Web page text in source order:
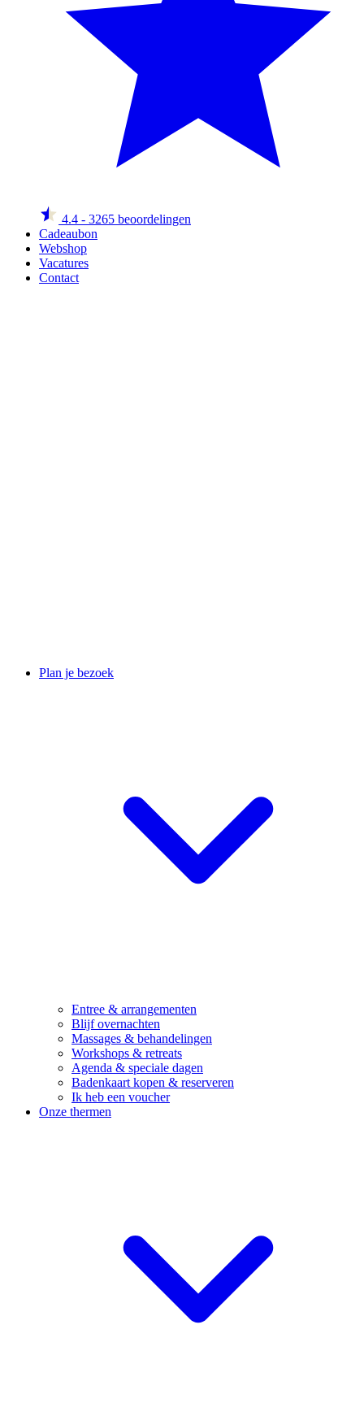
4.4 - 3265 beoordelingen
Cadeaubon
Webshop
Vacatures
Contact
Plan je bezoek
Entree & arrangementen
Blijf overnachten
Massages & behandelingen
Workshops & retreats
Agenda & speciale dagen
Badenkaart kopen & reserveren
Ik heb een voucher
Onze thermen